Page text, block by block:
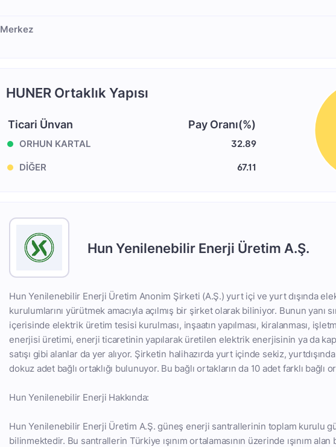
Merkez
HUNER Ortaklık Yapısı
Ticari Ünvan Pay Oranı(%)
ORHUN KARTAL 32.89
DİĞER 67.11
Hun Yenilenebilir Enerji Üretim A.Ş.
Hun Yenilenebilir Enerji Üretim Anonim Şirketi (A.Ş.) yurt içi ve yurt dışında
kurulumlarını yürütmek amacıyla açılmış bir şirket olarak biliniyor. Bunun yanı
içerisinde elektrik üretim tesisi kurulması, inşaatın yapılması, kiralanması,
enerjisi üretimi, enerji ticaretinin yapılarak üretilen elektrik enerjisinin ya da
satışı gibi alanlar da yer alıyor. Şirketin halihazırda yurt içinde sekiz,
dokuz adet bağlı ortaklığı bulunuyor. Bu bağlı ortakların da 10 adet farklı bağlı
Hun Yenilenebilir Enerji Hakkında:
Hun Yenilenebilir Enerji Üretim A.Ş. güneş enerji santrallerinin toplam kurulu
bilinmektedir. Bu santrallerin Türkiye ışınım ortalamasının üzerinde ışınım